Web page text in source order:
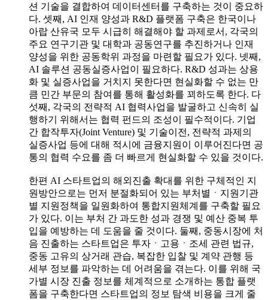
션 기술을 결합하여 데이터센터를 구축하는 것이 중요하
다. 셋째, AI 인재 양성과 R&D 플랫폼 구축은 한국이나
아랍 산유국 모두 시급히 해결해야 할 과제로서, 각국의
주요 연구기관 및 대학과 공동연구를 추진하거나 인재
양성을 위한 공동학위 과정을 마련할 필요가 있다. 넷째,
AI 솔루션 공동실증사업이 필요하다. R&D 성과는 상용
화 및 실증사업을 거치지 못한다면 현실화할 수 없는 만
큼 민간 부문의 참여를 통해 활성화를 꾀하도록 한다. 다
섯째, 각국의 전략적 AI 협력사업을 발굴하고 신속히 실
행하기 위해서는 협력 펀드의 조성이 필수적이다. 기업
간 합작투자(Joint Venture) 및 기술이전, 전략적 과제의
실증사업 등에 대해 적시에 금융지원이 이루어진다면 공
통의 협력 수요를 좀 더 빠르게 현실화할 수 있을 것이다.
한편 AI 스타트업의 해외진출 확대를 위한 구체적인 지
원방안으로는 먼저 분절화되어 있는 부처별ㆍ지원기관
별 지원정책을 일원화하여 통합지원체계를 구축할 필요
가 있다. 이는 부처 간 과도한 성과 경쟁 및 예산 중복 투
입을 예방하는 데 도움을 줄 것이다. 둘째, 중동시장에 처
음 진출하는 스타트업은 투자ㆍ고용ㆍ조세 관련 법규,
중동 고유의 상거래 관습, 복잡한 입찰 및 계약 관행 등
세부 정보를 파악하는 데 어려움을 겪는다. 이를 위해 국
가별 시장 진출 정보를 체계적으로 소개하는 통합 플랫
폼을 구축한다면 스타트업의 정보 탐색 비용을 크게 줄